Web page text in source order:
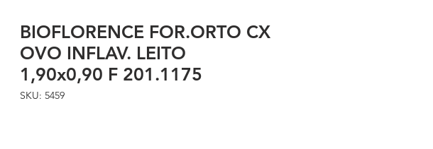
BIOFLORENCE FOR.ORTO CX
OVO INFLAV. LEITO
1,90x0,90 F 201.1175
SKU: 5459